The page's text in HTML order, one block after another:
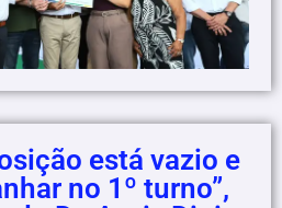
está vazio e
no 1º turno”,